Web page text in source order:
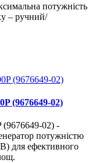
потужність
– ручний/
(9676649-02)
(9676649-02) -
потужністю
для ефективного